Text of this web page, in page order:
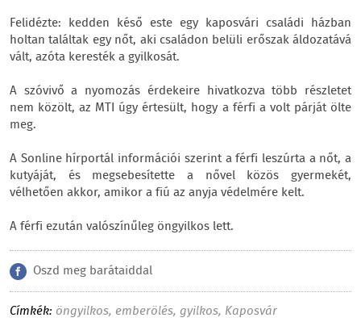
Felidézte: kedden késő este egy kaposvári családi házban
holtan találtak egy nőt, aki családon belüli erőszak áldozatává
vált, azóta keresték a gyilkosát.
A szóvivő a nyomozás érdekeire hivatkozva több részletet
nem közölt, az MTI úgy értesült, hogy a férfi a volt párját ölte
meg.
A Sonline hírportál információi szerint a férfi leszúrta a nőt, a
kutyáját, és megsebesítette a nővel közös gyermekét,
vélhetően akkor, amikor a fiú az anyja védelmére kelt.
A férfi ezután valószínűleg öngyilkos lett.
Oszd meg barátaiddal
Címkék: öngyilkos, emberölés, gyilkos, Kaposvár